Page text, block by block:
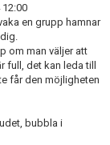
en grupp hamnar
om man väljer att
full, det kan leda till
får den möjligheten
bubbla i